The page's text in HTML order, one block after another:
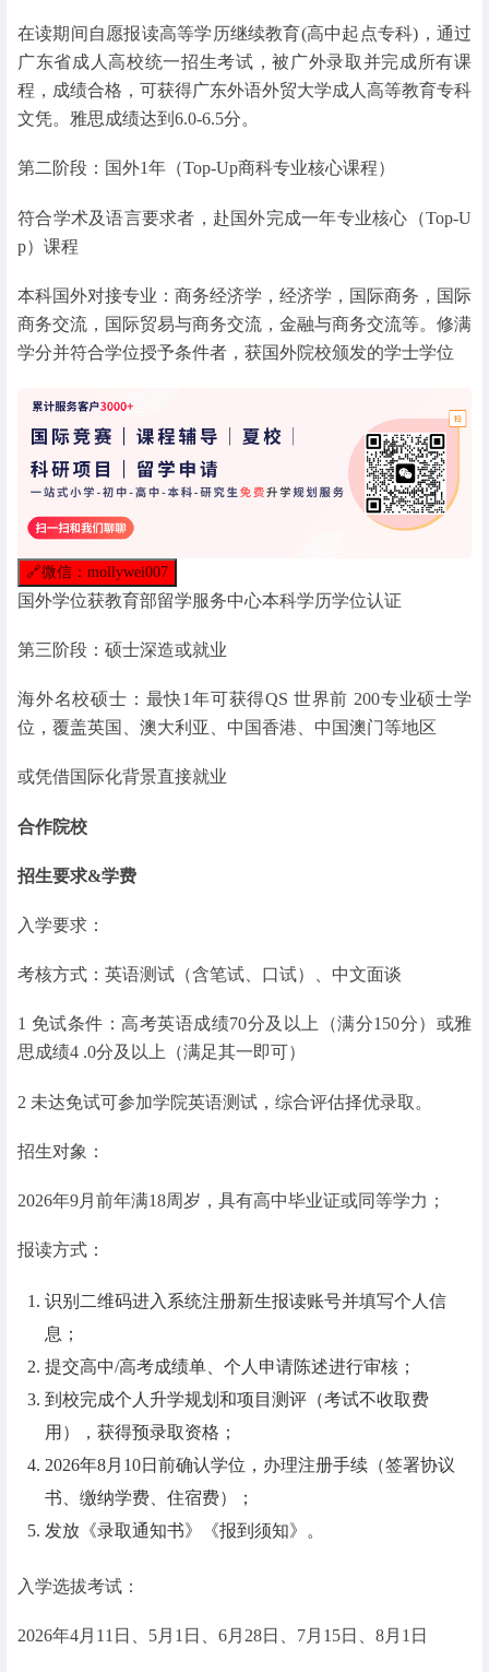
在读期间自愿报读高等学历继续教育(高中起点专科)，通过
广东省成人高校统一招生考试，被广外录取并完成所有课
程，成绩合格，可获得广东外语外贸大学成人高等教育专科
文凭。雅思成绩达到6.0-6.5分。
第二阶段：国外1年（Top-Up商科专业核心课程）
符合学术及语言要求者，赴国外完成一年专业核心（Top-U
p）课程
本科国外对接专业：商务经济学，经济学，国际商务，国际
商务交流，国际贸易与商务交流，金融与商务交流等。修满
学分并符合学位授予条件者，获国外院校颁发的学士学位
🔗微信：mollywei007
国外学位获教育部留学服务中心本科学历学位认证
第三阶段：硕士深造或就业
海外名校硕士：最快1年可获得QS 世界前 200专业硕士学
位，覆盖英国、澳大利亚、中国香港、中国澳门等地区
或凭借国际化背景直接就业
合作院校
招生要求&学费
入学要求：
考核方式：英语测试（含笔试、口试）、中文面谈
1 免试条件：高考英语成绩70分及以上（满分150分）或雅
思成绩4 .0分及以上（满足其一即可）
2 未达免试可参加学院英语测试，综合评估择优录取。
招生对象：
2026年9月前年满18周岁，具有高中毕业证或同等学力；
报读方式：
识别二维码进入系统注册新生报读账号并填写个人信
息；
提交高中/高考成绩单、个人申请陈述进行审核；
到校完成个人升学规划和项目测评（考试不收取费
用），获得预录取资格；
2026年8月10日前确认学位，办理注册手续（签署协议
书、缴纳学费、住宿费）；
发放《录取通知书》《报到须知》。
入学选拔考试：
2026年4月11日、5月1日、6月28日、7月15日、8月1日